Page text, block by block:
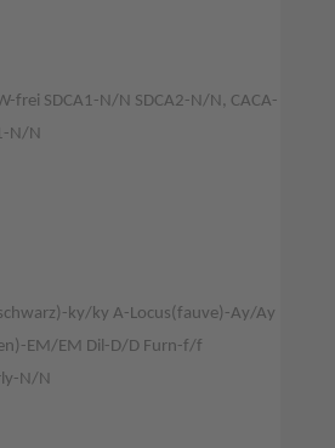
frei SDCA1-N/N SDCA2-N/N, CACA-
N/N
ky/ky A-Locus(fauve)-Ay/Ay
EM/EM Dil-D/D Furn-f/f
N/N